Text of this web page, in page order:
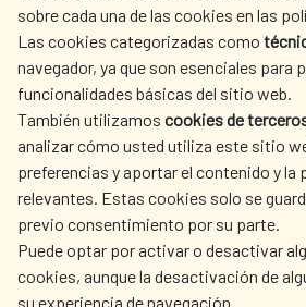
sobre cada una de las cookies en las
Las cookies categorizadas como
navegador, ya que son esenciales para
funcionalidades básicas del sitio web.
También utilizamos cookies de
analizar cómo usted utiliza este sitio
preferencias y aportar el contenido y la
relevantes. Estas cookies solo se
previo consentimiento por su parte.
Puede optar por activar o desactivar
cookies, aunque la desactivación de
su experiencia de navegación.
AECID
SPANISH HUMANITARIAN
ACTION
CULTURE AND SCIENCE
OUR SOCIAL MEDIA